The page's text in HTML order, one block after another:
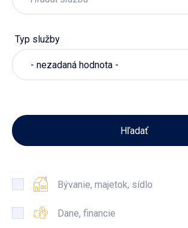
Typ služby
- nezadaná hodnota -
Bývanie, majetok, sídlo
Dane, financie